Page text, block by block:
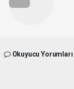
Okuyucu Yorumları